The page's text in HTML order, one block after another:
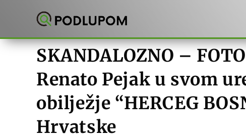
SKANDALOZNO –
Renato Pejak u svom
obilježje “HERCEG
Hrvatske